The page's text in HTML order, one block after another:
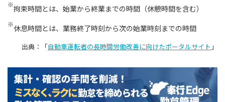
※拘束時間とは、始業から終業までの時間（休憩時間を含む）
※休息時間とは、業務終了時刻から次の始業時刻までの時間
出典：「自動車運転者の長時間労働改善に向けたポータルサイト 」